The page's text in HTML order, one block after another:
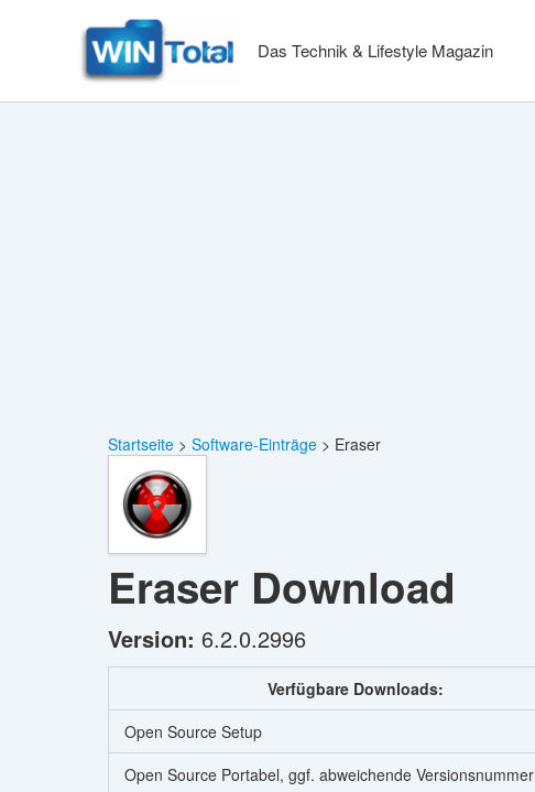
Das Technik & Lifestyle Magazin
Startseite Software-Einträge Eraser
Eraser Download
Version: 6.2.0.2996
Verfügbare Downloads:
Open Source Setup
Open Source Portabel, ggf. abweichende Versionsnummer